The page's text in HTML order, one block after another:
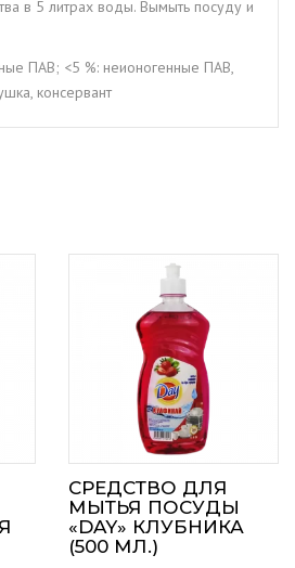
в 5 литрах воды. Вымыть посуду и
ПАВ; <5 %: неионогенные ПАВ,
консервант
СРЕДСТВО ДЛЯ
МЫТЬЯ ПОСУДЫ
«DAY» КЛУБНИКА
(500 МЛ.)